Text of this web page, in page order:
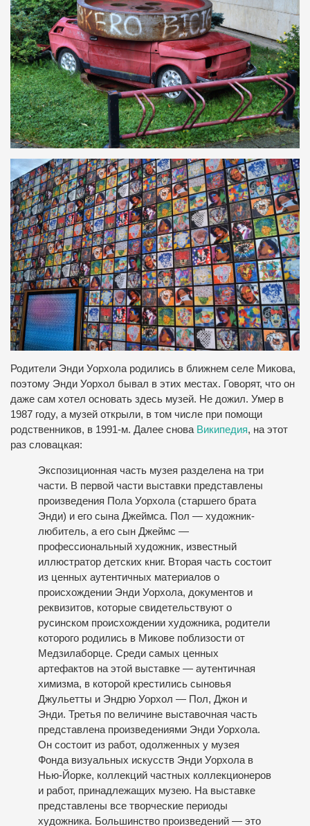
Родители Энди Уорхола родились в ближнем селе Микова,
поэтому Энди Уорхол бывал в этих местах. Говорят, что он
даже сам хотел основать здесь музей. Не дожил. Умер в
1987 году, а музей открыли, в том числе при помощи
родственников, в 1991-м. Далее снова Википедия, на этот
раз словацкая:
Экспозиционная часть музея разделена на три
части. В первой части выставки представлены
произведения Пола Уорхола (старшего брата
Энди) и его сына Джеймса. Пол — художник-
любитель, а его сын Джеймс —
профессиональный художник, известный
иллюстратор детских книг. Вторая часть состоит
из ценных аутентичных материалов о
происхождении Энди Уорхола, документов и
реквизитов, которые свидетельствуют о
русинском происхождении художника, родители
которого родились в Микове поблизости от
Медзилаборце. Среди самых ценных
артефактов на этой выставке — аутентичная
химизма, в которой крестились сыновья
Джульетты и Эндрю Уорхол — Пол, Джон и
Энди. Третья по величине выставочная часть
представлена произведениями Энди Уорхола.
Он состоит из работ, одолженных у музея
Фонда визуальных искусств Энди Уорхола в
Нью-Йорке, коллекций частных коллекционеров
и работ, принадлежащих музею. На выставке
представлены все творческие периоды
художника. Большинство произведений — это